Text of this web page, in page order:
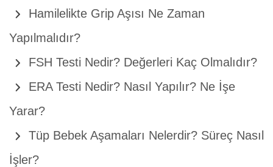
Hamilelikte Grip Aşısı Ne Zaman
Yapılmalıdır?
FSH Testi Nedir? Değerleri Kaç Olmalıdır?
ERA Testi Nedir? Nasıl Yapılır? Ne İşe
Yarar?
Tüp Bebek Aşamaları Nelerdir? Süreç Nasıl
İşler?